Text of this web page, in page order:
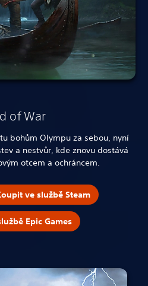
of War
bohům Olympu za sebou, nyní
a nestvůr, kde znovu dostává
otcem a ochráncem.
ve službě Steam
Epic Games